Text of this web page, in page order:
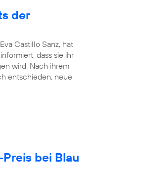
der
Castillo Sanz, hat
dass sie ihr
wird. Nach ihrem
entschieden, neue
bei Blau